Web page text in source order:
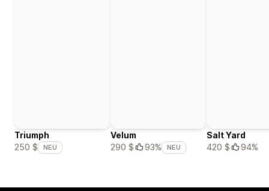
Triumph
250 $
NEU
Velum
290 $
93% NEU
Salt Yard
420 $
94%